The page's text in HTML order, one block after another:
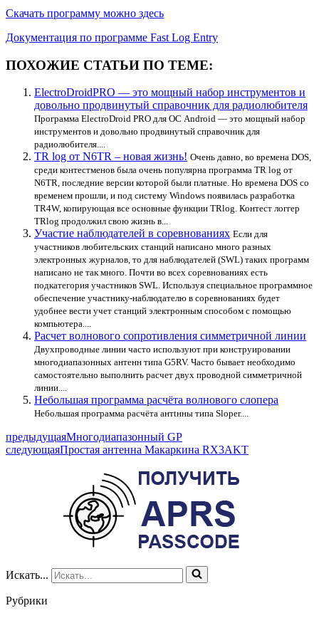
Скачать программу можно здесь
Документация по программе Fast Log Entry
ПОХОЖИЕ СТАТЬИ ПО ТЕМЕ:
ElectroDroidPRO — это мощный набор инструментов и
довольно продвинутый справочник для радиолюбителя
Программа ElectroDroid PRO для ОС Android — это мощный набор
инструментов и довольно продвинутый справочник для
радиолюбителя....
TR log от N6TR – новая жизнь! Очень давно, во времена DOS,
среди контестменов была очень популярна программа TR log от
N6TR, последние версии которой были платные. Но времена DOS со
временем прошли, и под систему Windows появилась разработка
TR4W, копирующая все основные функции TRlog. Контест логгер
TRlog продолжил свою жизнь в...
Участие наблюдателей в соревнованиях Если для
участников любительских станций написано много разных
электронных журналов, то для наблюдателей (SWL) таких программ
написано не так много. Почти во всех соревнованиях есть
подкатегория участников SWL. Используя специальное программное
обеспечение участнику-наблюдателю в соревнованиях будет
удобнее вести учет станций электронным способом с помощью
компьютера....
Расчет волнового сопротивления симметричной линии
Двухпроводные линии часто используют при конструировании
многодиапазонных антенн типа G5RV. Часто бывает необходимо
самостоятельно выполнить расчет двух проводной симметричной
линии....
Небольшая программа расчёта волнового слопера
Небольшая программа расчёта антtнны типа Sloper....
предыдущаяМногодиапазонный GP
следующаяПростая антенна Макаркина RX3AKT
Искать...
Рубрики